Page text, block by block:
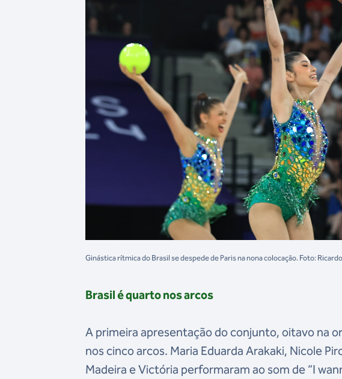
Ginástica rítmica do Brasil se despede de Paris na nona colocação. Foto:
Brasil é quarto nos arcos
A primeira apresentação do conjunto, oitavo na
nos cinco arcos. Maria Eduarda Arakaki, Nicole
Madeira e Victória performaram ao som de “I